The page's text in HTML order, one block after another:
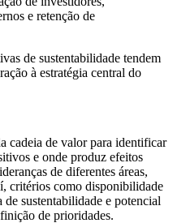
e retenção de
de sustentabilidade tendem
à estratégia central do
cadeia de valor para identificar
e onde produz efeitos
de diferentes áreas,
critérios como disponibilidade
de sustentabilidade e potencial
de prioridades.